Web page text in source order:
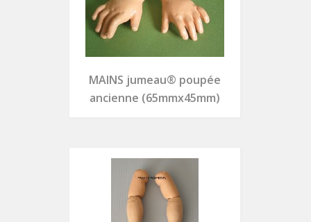
MAINS jumeau® poupée
ancienne (65mmx45mm)